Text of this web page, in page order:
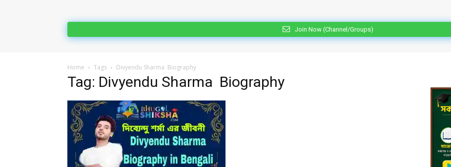
Join Now (Channel/Groups)
Home Tags Divyendu Sharma Biography
Tag: Divyendu Sharma Biography